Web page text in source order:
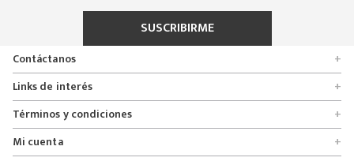
SUSCRIBIRME
Contáctanos
+
Encuentra tu tienda
Formulario de solicitudes
Servicio al cliente
Línea nacional 01 8000 112674
Links de interés +
Quienes somos
Políticas de entrega, cambio y devolución
Políticas de privacidad
Términos y condiciones +
Promociones
Crédito Addi
Mi cuenta +
Rastrear mi pedido